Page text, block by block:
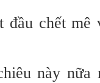
chết mê
này